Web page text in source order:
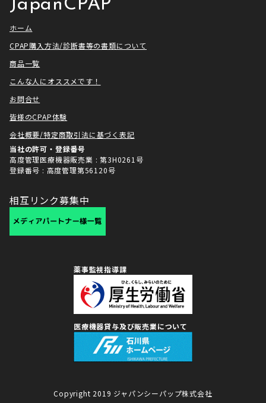
JapanCPAP
ホーム
CPAP購入方法/診断書等の書類について
商品一覧
こんな人にオススメです！
お問合せ
皆様のCPAP体験
会社概要/特定商取引法に基づく表記
当社の許可・登録番号
高度管理医療機器販売業 : 第3H0261号
登録番号 : 高度管理第56120号
相互リンク募集中
薬事監視指導課
医療機器貸与及び販売業について
Copyright 2019 ジャパンシーパップ株式会社